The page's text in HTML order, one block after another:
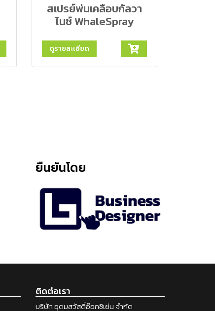
สเปรย์พ่นเคลือบกัลวา
ไนซ์ WhaleSpray
ดูรายละเอียด
ยืนยันโดย
ติดต่อเรา
บริษัท อุดมสวัสดิ์อ๊อกซิเย่น จำกัด